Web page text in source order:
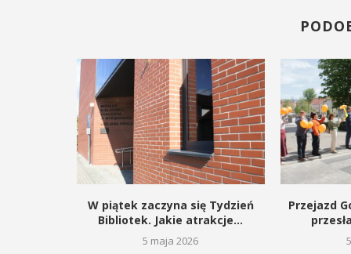
W piątek zaczyna się Tydzień
Bibliotek. Jakie atrakcje...
5 maja 2026
Przejazd